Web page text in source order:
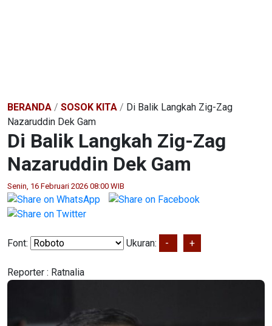
BERANDA / SOSOK KITA / Di Balik Langkah Zig-Zag
Nazaruddin Dek Gam
Di Balik Langkah Zig-Zag
Nazaruddin Dek Gam
Senin, 16 Februari 2026 08:00 WIB
Font: Ukuran: - +
Reporter : Ratnalia